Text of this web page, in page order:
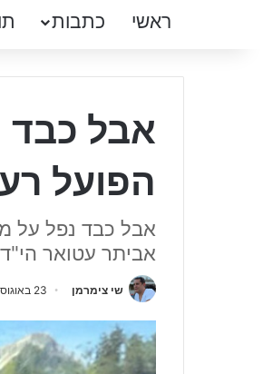
ראשי כתבות
אבל כבד
הפועל
אבל כבד נפל על
אביתר עטואר
שי צימרמן 23 באוגוסט 2024